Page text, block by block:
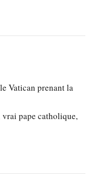
Vatican prenant la
pape catholique,